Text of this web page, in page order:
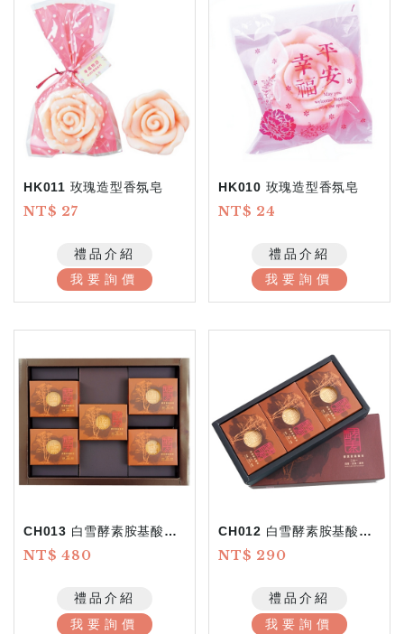
HK011 玫瑰造型香氛皂
NT$ 27
禮品介紹
我要詢價
HK010 玫瑰造型香氛皂
NT$ 24
禮品介紹
我要詢價
CH013 白雪酵素胺基酸皂-5入
NT$ 480
禮品介紹
我要詢價
CH012 白雪酵素胺基酸皂-3入
NT$ 290
禮品介紹
我要詢價